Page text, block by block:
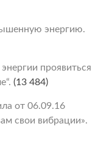
энергию.
проявиться
(13 484)
от 06.09.16
свои вибрации».